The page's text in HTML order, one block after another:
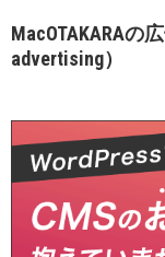
MacOTAKARAの
advertising）